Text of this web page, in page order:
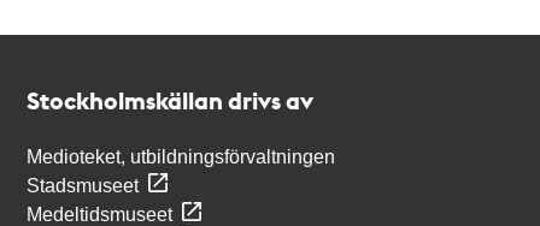
Stockholmskällan drivs av
Medioteket, utbildningsförvaltningen
Stadsmuseet
Medeltidsmuseet